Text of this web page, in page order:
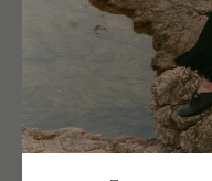
2 890руб.